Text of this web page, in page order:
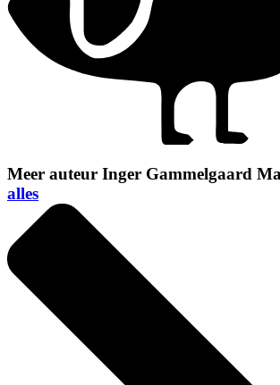
Meer auteur Inger Gammelgaard
alles